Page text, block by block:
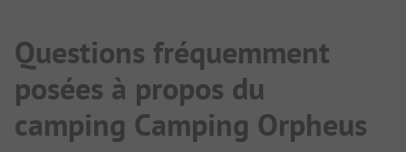
Questions fréquemment
posées à propos du
camping Camping Orpheus